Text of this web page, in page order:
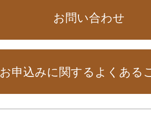
お問い合わせ
お申込みに関するよくある